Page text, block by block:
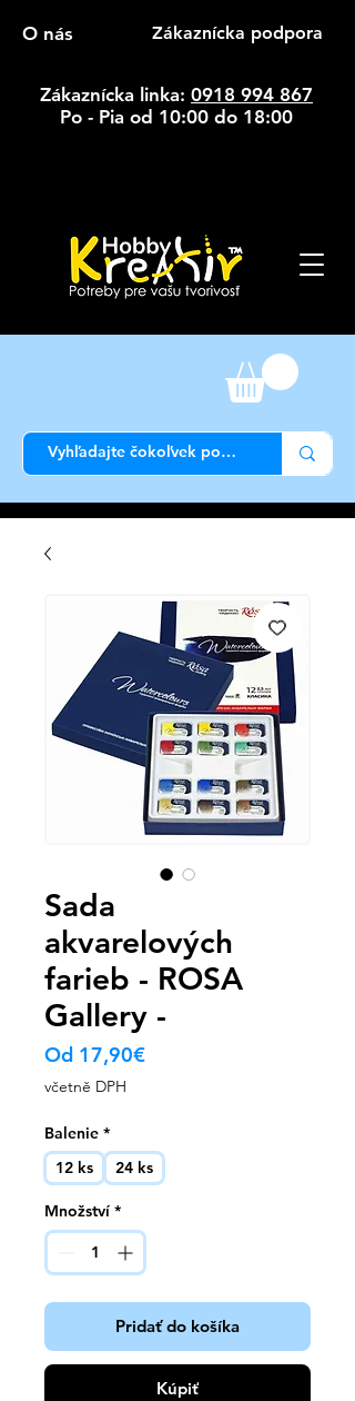
O nás Zákaznícka podpora
Zákaznícka linka: 0918 994 867
Po - Pia od 10:00 do 18:00
Sada
akvarelových
farieb - ROSA
Gallery -
Od 17,90€Zvýhodněná
včetně DPH
Balenie *
12 ks
24 ks
Množství *
Pridať do košíka
Kúpiť